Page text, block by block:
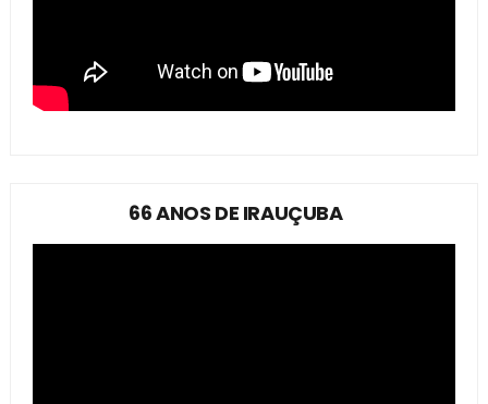
66 ANOS DE IRAUÇUBA